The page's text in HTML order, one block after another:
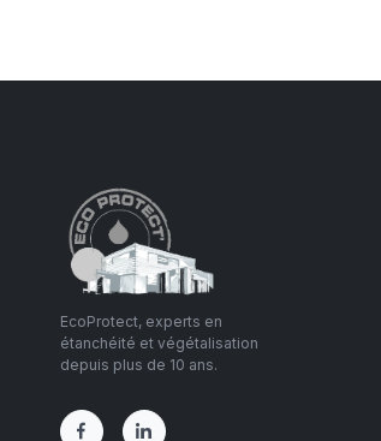
EcoProtect, experts en
étanchéité et végétalisation
depuis plus de 10 ans.